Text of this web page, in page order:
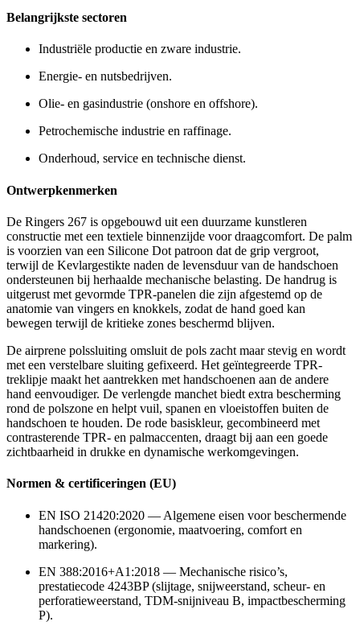
Belangrijkste sectoren
Industriële productie en zware industrie.
Energie- en nutsbedrijven.
Olie- en gasindustrie (onshore en offshore).
Petrochemische industrie en raffinage.
Onderhoud, service en technische dienst.
Ontwerpkenmerken
De Ringers 267 is opgebouwd uit een duurzame kunstleren
constructie met een textiele binnenzijde voor draagcomfort. De palm
is voorzien van een Silicone Dot patroon dat de grip vergroot,
terwijl de Kevlargestikte naden de levensduur van de handschoen
ondersteunen bij herhaalde mechanische belasting. De handrug is
uitgerust met gevormde TPR-panelen die zijn afgestemd op de
anatomie van vingers en knokkels, zodat de hand goed kan
bewegen terwijl de kritieke zones beschermd blijven.
De airprene polssluiting omsluit de pols zacht maar stevig en wordt
met een verstelbare sluiting gefixeerd. Het geïntegreerde TPR-
treklipje maakt het aantrekken met handschoenen aan de andere
hand eenvoudiger. De verlengde manchet biedt extra bescherming
rond de polszone en helpt vuil, spanen en vloeistoffen buiten de
handschoen te houden. De rode basiskleur, gecombineerd met
contrasterende TPR- en palmaccenten, draagt bij aan een goede
zichtbaarheid in drukke en dynamische werkomgevingen.
Normen & certificeringen (EU)
EN ISO 21420:2020 — Algemene eisen voor beschermende
handschoenen (ergonomie, maatvoering, comfort en
markering).
EN 388:2016+A1:2018 — Mechanische risico’s,
prestatiecode 4243BP (slijtage, snijweerstand, scheur- en
perforatieweerstand, TDM-snijniveau B, impactbescherming
P).